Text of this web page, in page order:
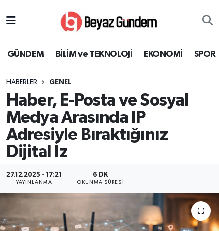
GÜNDEM BİLİM ve TEKNOLOJİ EKONOMİ SPOR
HABERLER GENEL
Haber, E-Posta ve Sosyal
Medya Arasında IP
Adresiyle Bıraktığınız
Dijital İz
27.12.2025 - 17:21
YAYINLANMA
6 DK
OKUNMA SÜRESI
EKONOMİ
SPOR
SAĞLIK
KÜLTÜR SANAT
MAGAZİN
Süper Lig Puan Durumu ve Fikstür
Tüm Manşetler
Son Dakika Haberleri